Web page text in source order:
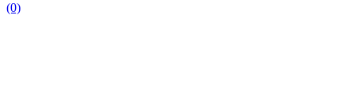
(0)